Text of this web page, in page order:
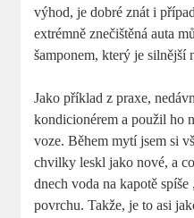
výhod, je dobré znát i
extrémně znečištěná auta
šamponem, který je silnější
Jako příklad z praxe,
kondicionérem a použil ho
voze. Během mytí jsem si
chvilky leskl jako nové, a
dnech voda na kapotě spíše
povrchu. Takže, je to asi